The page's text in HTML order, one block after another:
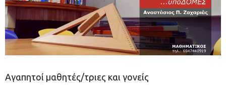
Αγαπητοί μαθητές/τριες και γονείς